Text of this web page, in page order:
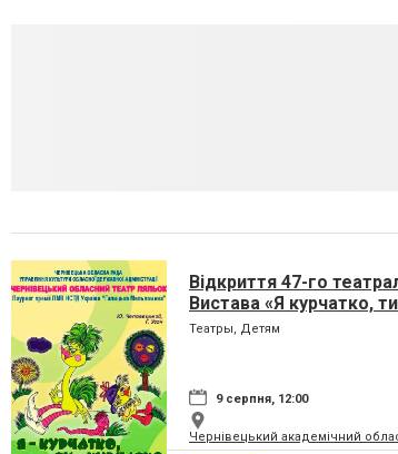
Відкриття 47-го
Вистава «Я курчатко,
(Чернівецький театр
Театры, Детям
9 серпня, 12:00
Чернівецький академічний